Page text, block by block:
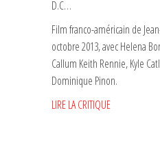
D.C…
Film franco-américain de
octobre 2013, avec Helena
Callum Keith Rennie, Kyle
Dominique Pinon.
LIRE LA CRITIQUE